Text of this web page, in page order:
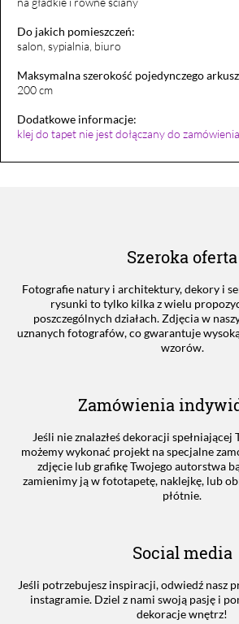
Do jakich pomieszczeń:
salon, sypialnia, biuro
Maksymalna szerokość pojedynczego
200 cm
Dodatkowe informacje:
klej do tapet nie jest dołączany do zamówienia
Szeroka oferta
Fotografie natury i architektury, dekory i
rysunki to tylko kilka z wielu
poszczególnych działach. Zdjęcia w
uznanych fotografów, co gwarantuje
wzorów.
Zamówienia
Jeśli nie znalazłeś dekoracji
możemy wykonać projekt na specjalne
zdjęcie lub grafikę Twojego autorstwa
zamienimy ją w fototapetę, naklejkę, lub
płótnie.
Social media
Jeśli potrzebujesz inspiracji, odwiedź nasz
instagramie. Dziel z nami swoją pasję i
dekoracje wnętrz!